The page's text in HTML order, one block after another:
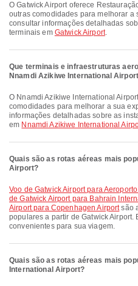
O Gatwick Airport oferece Restauração, Aluguel de carros, Trem e muitas
outras comodidades para melhorar a
consultar informações detalhadas
terminais em Gatwick Airport.
Que terminais e infraestruturas
Nnamdi Azikiwe International
O Nnamdi Azikiwe International Airport oferece e muitas outras
comodidades para melhorar a sua
informações detalhadas sobre as
em Nnamdi Azikiwe International
Quais são as rotas aéreas mais
Airport?
voo de Gatwick Airport para
de Gatwick Airport para Bahrain
Airport para Copenhagen Airportsão
populares a partir de Gatwick Airport.
convenientes para sua viagem.
Quais são as rotas aéreas mais
International Airport?